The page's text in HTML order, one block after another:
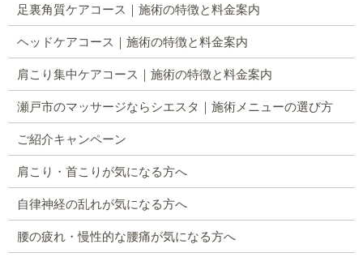
足裏角質ケアコース｜施術の特徴と料金案内
ヘッドケアコース｜施術の特徴と料金案内
肩こり集中ケアコース｜施術の特徴と料金案内
瀬戸市のマッサージならシエスタ｜施術メニューの選び方
ご紹介キャンペーン
肩こり・首こりが気になる方へ
自律神経の乱れが気になる方へ
腰の疲れ・慢性的な腰痛が気になる方へ